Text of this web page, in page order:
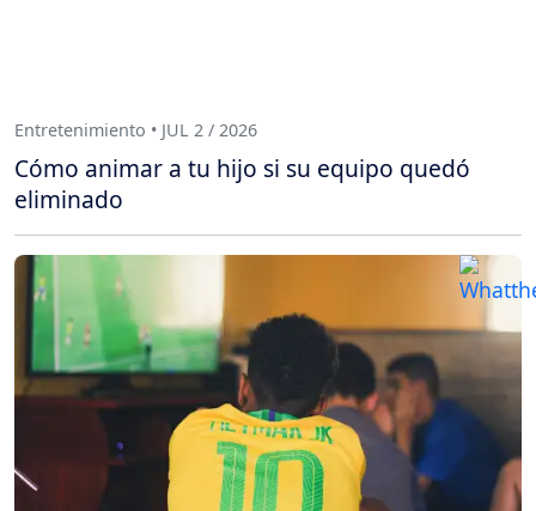
Entretenimiento • JUL 2 / 2026
Cómo animar a tu hijo si su equipo quedó
eliminado